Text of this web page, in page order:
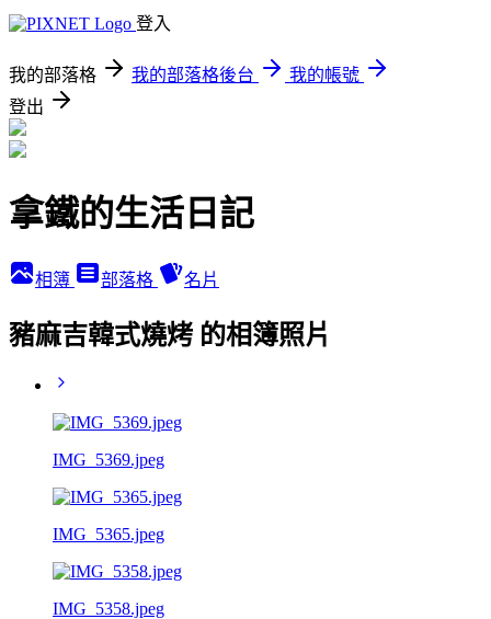
登入
我的部落格 我的部落格後台
我的帳號
登出
拿鐵的生活日記
相簿 部落格 名片
豬麻吉韓式燒烤 的相簿照片
IMG_5369.jpeg
IMG_5365.jpeg
IMG_5358.jpeg